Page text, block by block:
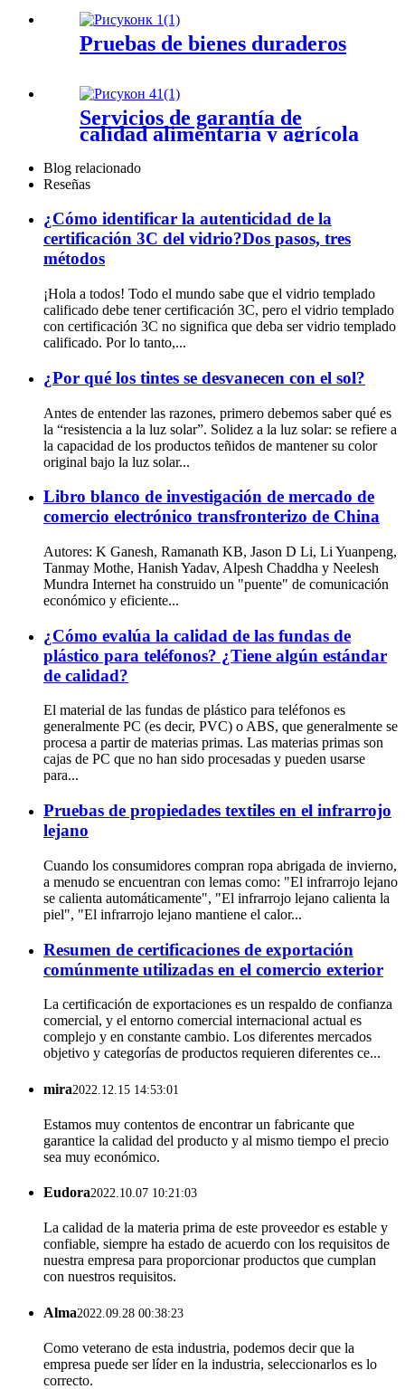
Pruebas de bienes duraderos
Servicios de garantía de
calidad alimentaria y agrícola
Blog relacionado
Reseñas
¿Cómo identificar la autenticidad de la
certificación 3C del vidrio?Dos pasos, tres
métodos
¡Hola a todos! Todo el mundo sabe que el vidrio templado
calificado debe tener certificación 3C, pero el vidrio templado
con certificación 3C no significa que deba ser vidrio templado
calificado. Por lo tanto,...
¿Por qué los tintes se desvanecen con el sol?
Antes de entender las razones, primero debemos saber qué es
la “resistencia a la luz solar”. Solidez a la luz solar: se refiere a
la capacidad de los productos teñidos de mantener su color
original bajo la luz solar...
Libro blanco de investigación de mercado de
comercio electrónico transfronterizo de China
Autores: K Ganesh, Ramanath KB, Jason D Li, Li Yuanpeng,
Tanmay Mothe, Hanish Yadav, Alpesh Chaddha y Neelesh
Mundra Internet ha construido un "puente" de comunicación
económico y eficiente...
¿Cómo evalúa la calidad de las fundas de
plástico para teléfonos? ¿Tiene algún estándar
de calidad?
El material de las fundas de plástico para teléfonos es
generalmente PC (es decir, PVC) o ABS, que generalmente se
procesa a partir de materias primas. Las materias primas son
cajas de PC que no han sido procesadas y pueden usarse
para...
Pruebas de propiedades textiles en el infrarrojo
lejano
Cuando los consumidores compran ropa abrigada de invierno,
a menudo se encuentran con lemas como: "El infrarrojo lejano
se calienta automáticamente", "El infrarrojo lejano calienta la
piel", "El infrarrojo lejano mantiene el calor...
Resumen de certificaciones de exportación
comúnmente utilizadas en el comercio exterior
La certificación de exportaciones es un respaldo de confianza
comercial, y el entorno comercial internacional actual es
complejo y en constante cambio. Los diferentes mercados
objetivo y categorías de productos requieren diferentes ce...
mira2022.12.15 14:53:01
Estamos muy contentos de encontrar un fabricante que
garantice la calidad del producto y al mismo tiempo el precio
sea muy económico.
Eudora2022.10.07 10:21:03
La calidad de la materia prima de este proveedor es estable y
confiable, siempre ha estado de acuerdo con los requisitos de
nuestra empresa para proporcionar productos que cumplan
con nuestros requisitos.
Alma2022.09.28 00:38:23
Como veterano de esta industria, podemos decir que la
empresa puede ser líder en la industria, seleccionarlos es lo
correcto.